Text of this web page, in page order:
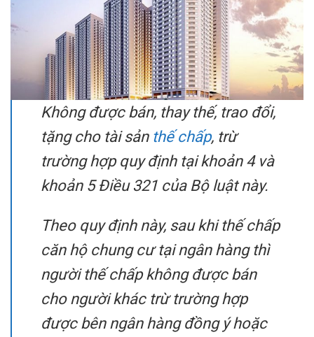
Không được bán, thay thế, trao đổi,
tặng cho tài sản thế chấp, trừ
trường hợp quy định tại khoản 4 và
khoản 5 Điều 321 của Bộ luật này.
Theo quy định này, sau khi thế chấp
căn hộ chung cư tại ngân hàng thì
người thế chấp không được bán
cho người khác trừ trường hợp
được bên ngân hàng đồng ý hoặc